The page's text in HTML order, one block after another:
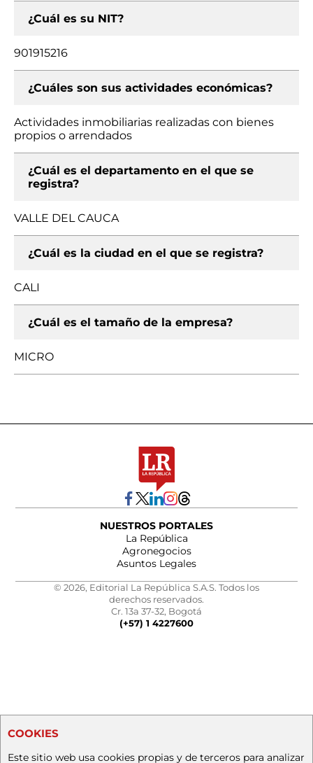
¿Cuál es su NIT?
901915216
¿Cuáles son sus actividades económicas?
Actividades inmobiliarias realizadas con bienes
propios o arrendados
¿Cuál es el departamento en el que se
registra?
VALLE DEL CAUCA
¿Cuál es la ciudad en el que se registra?
CALI
¿Cuál es el tamaño de la empresa?
MICRO
NUESTROS PORTALES
La República
Agronegocios
Asuntos Legales
© 2026, Editorial La República S.A.S. Todos los
derechos reservados.
Cr. 13a 37-32, Bogotá
(+57) 1 4227600
COOKIES
Este sitio web usa cookies propias y de terceros para analizar